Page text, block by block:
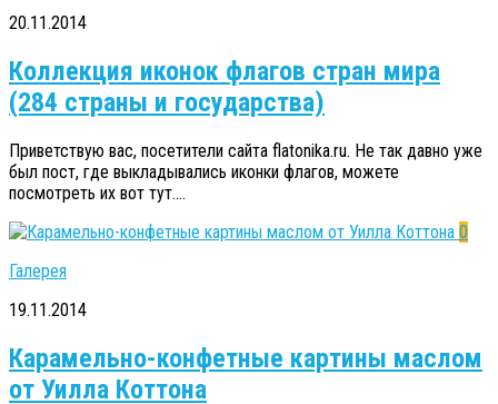
20.11.2014
Коллекция иконок флагов стран мира
(284 страны и государства)
Приветствую вас, посетители сайта flatonika.ru. Не так давно уже
был пост, где выкладывались иконки флагов, можете
посмотреть их вот тут....
0
Галерея
19.11.2014
Карамельно-конфетные картины маслом
от Уилла Коттона